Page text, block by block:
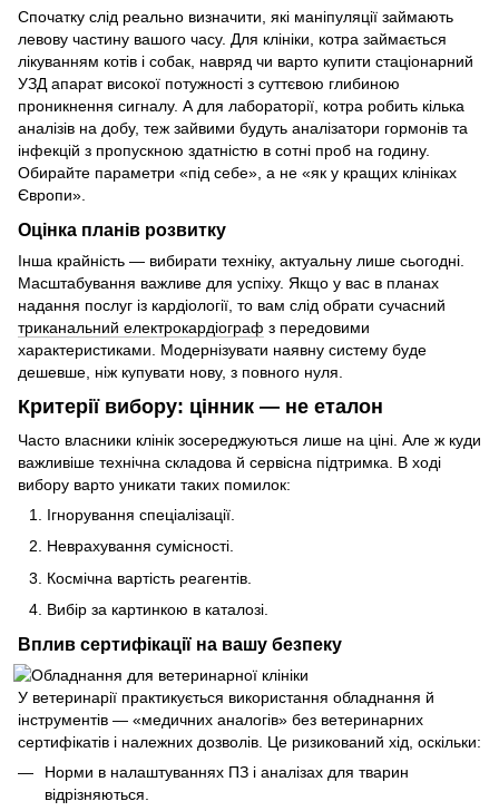
Спочатку слід реально визначити, які маніпуляції займають
левову частину вашого часу. Для клініки, котра займається
лікуванням котів і собак, навряд чи варто купити стаціонарний
УЗД апарат високої потужності з суттєвою глибиною
проникнення сигналу. А для лабораторії, котра робить кілька
аналізів на добу, теж зайвими будуть аналізатори гормонів та
інфекцій з пропускною здатністю в сотні проб на годину.
Обирайте параметри «під себе», а не «як у кращих клініках
Європи».
Оцінка планів розвитку
Інша крайність — вибирати техніку, актуальну лише сьогодні.
Масштабування важливе для успіху. Якщо у вас в планах
надання послуг із кардіології, то вам слід обрати сучасний
триканальний електрокардіограф з передовими
характеристиками. Модернізувати наявну систему буде
дешевше, ніж купувати нову, з повного нуля.
Критерії вибору: цінник — не еталон
Часто власники клінік зосереджуються лише на ціні. Але ж куди
важливіше технічна складова й сервісна підтримка. В ході
вибору варто уникати таких помилок:
Ігнорування спеціалізації.
Неврахування сумісності.
Космічна вартість реагентів.
Вибір за картинкою в каталозі.
Вплив сертифікації на вашу безпеку
У ветеринарії практикується використання обладнання й
інструментів — «медичних аналогів» без ветеринарних
сертифікатів і належних дозволів. Це ризикований хід, оскільки:
Норми в налаштуваннях ПЗ і аналізах для тварин
відрізняються.